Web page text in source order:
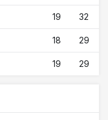
19 32
18 29
19 29